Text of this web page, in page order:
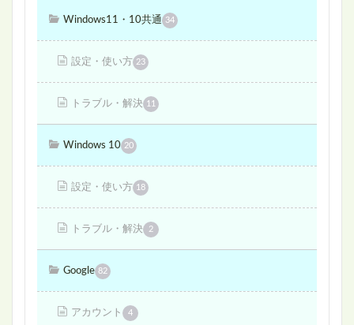
Windows11・10共通 34
設定・使い方 23
トラブル・解決 11
Windows 10 20
設定・使い方 18
トラブル・解決 2
Google 82
アカウント 4